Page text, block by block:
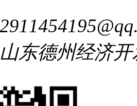
东德州经济